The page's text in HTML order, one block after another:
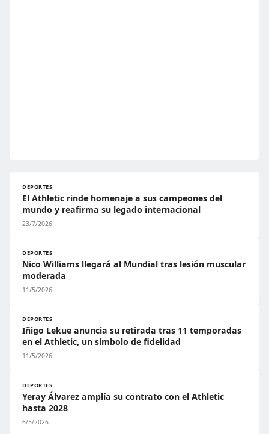
DEPORTES
El Athletic rinde homenaje a sus campeones del
mundo y reafirma su legado internacional
23/7/2026
DEPORTES
Nico Williams llegará al Mundial tras lesión muscular
moderada
11/5/2026
DEPORTES
Iñigo Lekue anuncia su retirada tras 11 temporadas
en el Athletic, un símbolo de fidelidad
11/5/2026
DEPORTES
Yeray Álvarez amplía su contrato con el Athletic
hasta 2028
6/5/2026